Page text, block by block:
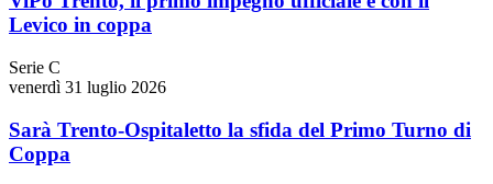
Levico in coppa
Serie C
venerdì 31 luglio 2026
Sarà Trento-Ospitaletto la sfida del Primo Turno di
Coppa